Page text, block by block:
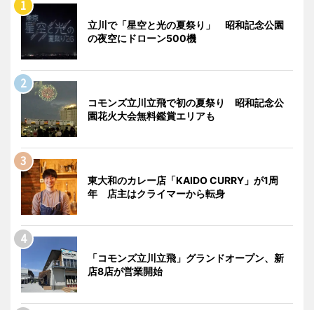
立川で「星空と光の夏祭り」 昭和記念公園
の夜空にドローン500機
コモンズ立川立飛で初の夏祭り 昭和記念公
園花火大会無料鑑賞エリアも
東大和のカレー店「KAIDO CURRY」が1周
年 店主はクライマーから転身
「コモンズ立川立飛」グランドオープン、新
店8店が営業開始